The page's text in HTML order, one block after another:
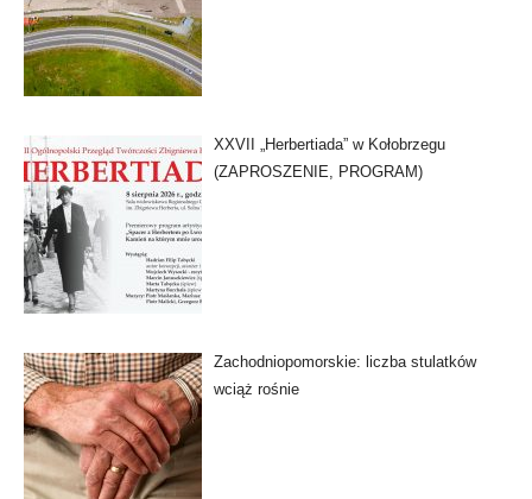
XXVII „Herbertiada” w Kołobrzegu
(ZAPROSZENIE, PROGRAM)
Zachodniopomorskie: liczba stulatków
wciąż rośnie